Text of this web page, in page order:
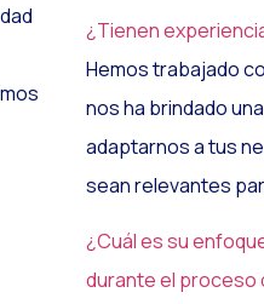
¿Tienen
Hemos trabajado
nos ha brindado
adaptarnos a tus
sean relevantes
¿Cuál es su
durante el proceso